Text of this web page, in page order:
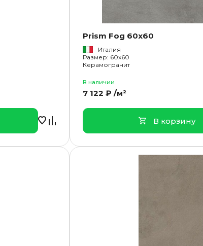
Prism Fog 60x60
Италия
Размер: 60x60
Керамогранит
В наличии
7 122 ₽ /м²
В корзину